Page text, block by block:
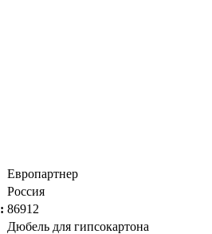
Европартнер
Россия
86912
Дюбель для гипсокартона